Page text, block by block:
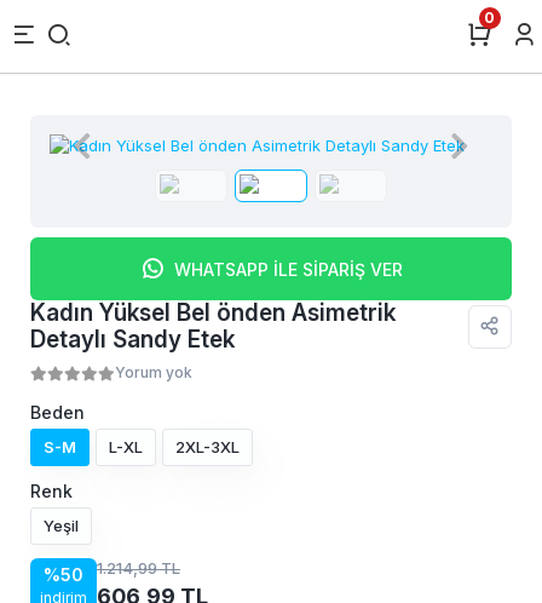
0
WHATSAPP İLE SİPARİŞ VER
Kadın Yüksel Bel önden Asimetrik
Detaylı Sandy Etek
Yorum yok
Beden
S-M L-XL 2XL-3XL
Renk
Yeşil
%50
indirim
1.214,99 TL
606,99 TL